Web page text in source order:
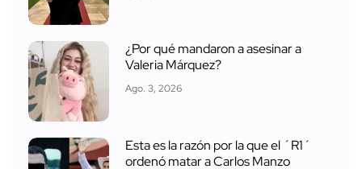
¿Por qué mandaron a asesinar a
Valeria Márquez?
Ago. 3, 2026
Esta es la razón por la que el ´R1´
ordenó matar a Carlos Manzo